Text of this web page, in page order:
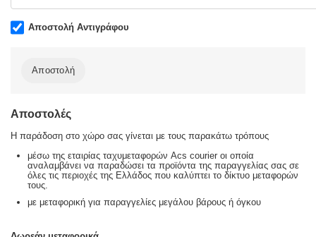
Αποστολή Αντιγράφου
Αποστολή
Αποστολές
Η παράδοση στο χώρο σας γίνεται με τους παρακάτω τρόπους
μέσω της εταιρίας ταχυμεταφορών Acs courier οι οποία
αναλαμβάνει να παραδώσει τα προϊόντα της παραγγελίας σας σε
όλες τις περιοχές της Ελλάδος που καλύπτει το δίκτυο μεταφορών
τους.
με μεταφορική για παραγγελίες μεγάλου βάρους ή όγκου